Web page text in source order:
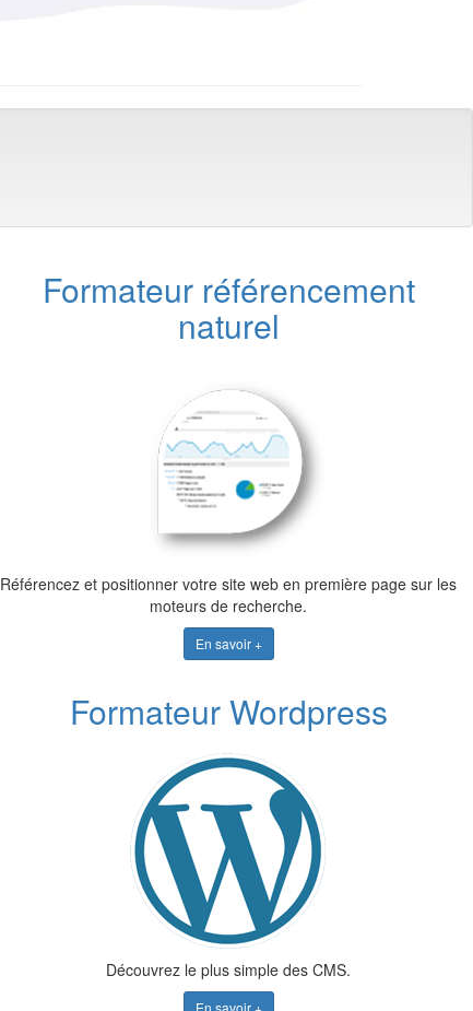
Formateur référencement
naturel
Référencez et positionner votre site web en première page sur les
moteurs de recherche.
En savoir +
Formateur Wordpress
Découvrez le plus simple des CMS.
En savoir +